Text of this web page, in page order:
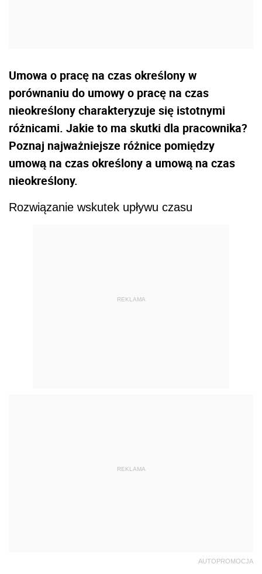
Umowa o pracę na czas określony w
porównaniu do umowy o pracę na czas
nieokreślony charakteryzuje się istotnymi
różnicami. Jakie to ma skutki dla pracownika?
Poznaj najważniejsze różnice pomiędzy
umową na czas określony a umową na czas
nieokreślony.
Rozwiązanie wskutek upływu czasu
REKLAMA
REKLAMA
AUTOPROMOCJA